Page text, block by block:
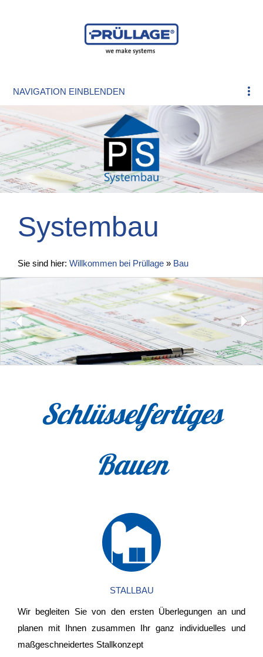
NAVIGATION EINBLENDEN
Systembau
Sie sind hier: Willkommen bei Prüllage » Bau
Schlüsselfertiges
Bauen
STALLBAU
Wir begleiten Sie von den ersten Überlegungen an und
planen mit Ihnen zusammen Ihr ganz individuelles und
maßgeschneidertes Stallkonzept